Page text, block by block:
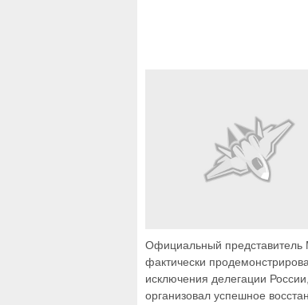
Официальный
фактически
исключения делегации
организовал успешное